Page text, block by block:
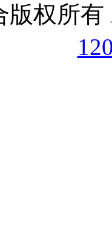
权所有